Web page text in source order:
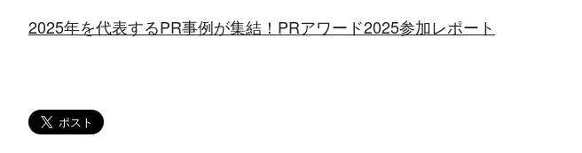
2025年を代表するPR事例が集結！PRアワード2025参加レポート